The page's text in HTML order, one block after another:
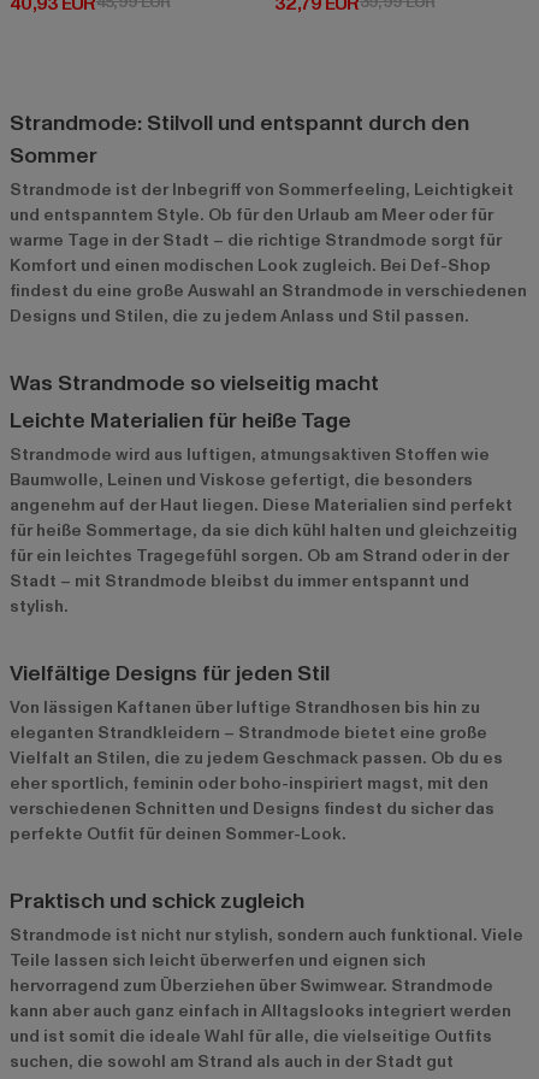
Strandmode: Stilvoll und entspannt durch den
Sommer
Strandmode ist der Inbegriff von Sommerfeeling, Leichtigkeit
und entspanntem Style. Ob für den Urlaub am Meer oder für
warme Tage in der Stadt – die richtige Strandmode sorgt für
Komfort und einen modischen Look zugleich. Bei Def-Shop
findest du eine große Auswahl an Strandmode in verschiedenen
Designs und Stilen, die zu jedem Anlass und Stil passen.
Was Strandmode so vielseitig macht
Leichte Materialien für heiße Tage
Strandmode wird aus luftigen, atmungsaktiven Stoffen wie
Baumwolle, Leinen und Viskose gefertigt, die besonders
angenehm auf der Haut liegen. Diese Materialien sind perfekt
für heiße Sommertage, da sie dich kühl halten und gleichzeitig
für ein leichtes Tragegefühl sorgen. Ob am Strand oder in der
Stadt – mit Strandmode bleibst du immer entspannt und
stylish.
Vielfältige Designs für jeden Stil
Von lässigen Kaftanen über luftige Strandhosen bis hin zu
eleganten Strandkleidern – Strandmode bietet eine große
Vielfalt an Stilen, die zu jedem Geschmack passen. Ob du es
eher sportlich, feminin oder boho-inspiriert magst, mit den
verschiedenen Schnitten und Designs findest du sicher das
perfekte Outfit für deinen Sommer-Look.
Praktisch und schick zugleich
Strandmode ist nicht nur stylish, sondern auch funktional. Viele
Teile lassen sich leicht überwerfen und eignen sich
hervorragend zum Überziehen über Swimwear. Strandmode
kann aber auch ganz einfach in Alltagslooks integriert werden
und ist somit die ideale Wahl für alle, die vielseitige Outfits
suchen, die sowohl am Strand als auch in der Stadt gut